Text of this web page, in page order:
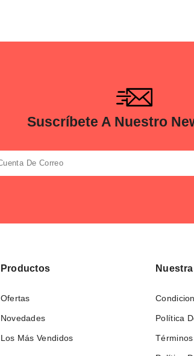
Suscríbete A Nuestro
Productos
Ofertas
Novedades
Los Más Vendidos
Política